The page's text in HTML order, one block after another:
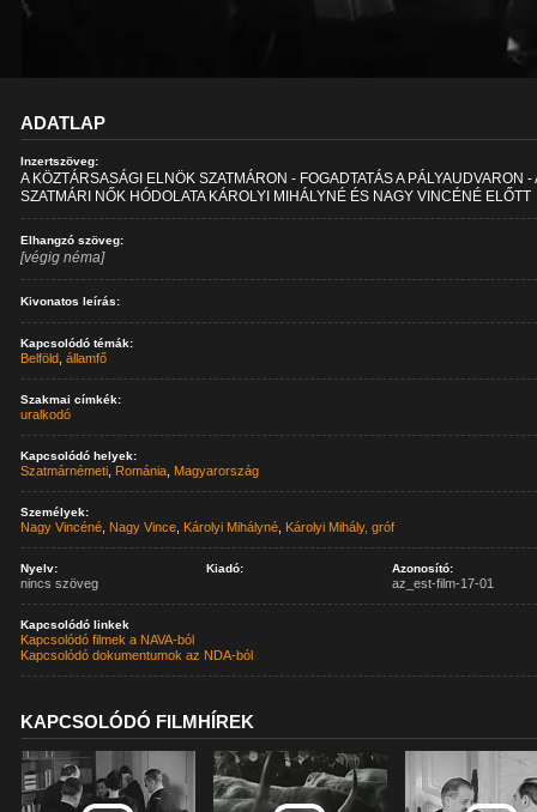
ADATLAP
Inzertszöveg:
A KÖZTÁRSASÁGI ELNÖK SZATMÁRON - FOGADTATÁS A PÁLYAUDVARON -
SZATMÁRI NŐK HÓDOLATA KÁROLYI MIHÁLYNÉ ÉS NAGY VINCÉNÉ ELŐTT
Elhangzó szöveg:
[végig néma]
Kivonatos leírás:
Kapcsolódó témák:
Belföld ,államfő
Szakmai címkék:
uralkodó
Kapcsolódó helyek:
Szatmárnémeti Románia Magyarország
Személyek:
Nagy Vincéné Nagy Vince Károlyi Mihályné Károlyi Mihály, gróf
Nyelv:
nincs szöveg
Kiadó: Azonosító:
az_est-film-17-01
Kapcsolódó linkek
Kapcsolódó filmek a NAVA-ból
Kapcsolódó dokumentumok az NDA-ból
KAPCSOLÓDÓ FILMHÍREK